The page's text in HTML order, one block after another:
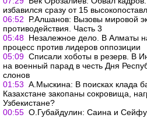
избавился сразу от 15
06:52
Р.Алшанов: Вызовы мировой
противодействия. Часть 3
05:48 Незалежное дело. В Алматы
процесс против лидеров оппозиции
05:09 Списали хоботы в резерв. В
на военный парад в честь Дня
слонов
01:53 А.Мыскина: В поисках клада
Казахстане закопаны сокровища,
Узбекистане?
00:55 О.Губайдулин: Саина и